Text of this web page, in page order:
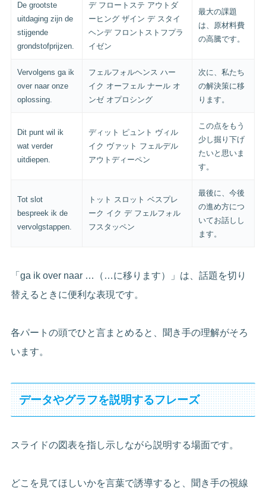
De grootste
uitdaging zijn de
stijgende
grondstofprijzen.
デ フロートステ アウトダ
ーヒング ザイン デ スタイ
ヘンデ フロントストフプラ
イゼン
最大の課題
は、原材料費
の高騰です。
Vervolgens ga ik
over naar onze
oplossing.
フェルフォルヘンス ハー
イク オーフェル ナール オ
ンゼ オプロシング
次に、私たち
の解決策に移
ります。
Dit punt wil ik
wat verder
uitdiepen.
ディット ピュント ヴィル
イク ヴァット フェルデル
アウトディーペン
この点をもう
少し掘り下げ
たいと思いま
す。
Tot slot
bespreek ik de
vervolgstappen.
トット スロット ベスプレ
ーク イク デ フェルフォル
フスタッペン
最後に、今後
の進め方につ
いてお話しし
ます。
「ga ik over naar …（…に移ります）」は、話題を切り
替えるときに便利な表現です。
各パートの頭でひと言まとめると、聞き手の理解がそろ
います。
データやグラフを説明するフレーズ
スライドの図表を指し示しながら説明する場面です。
どこを見てほしいかを言葉で誘導すると、聞き手の視線